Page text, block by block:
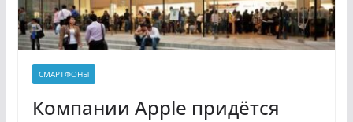
СМАРТФОНЫ
Компании Apple придётся